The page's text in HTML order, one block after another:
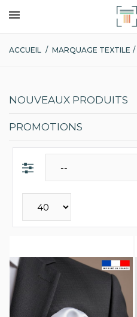
ACCUEIL / MARQUAGE TEXTILE /
NOUVEAUX PRODUITS
PROMOTIONS